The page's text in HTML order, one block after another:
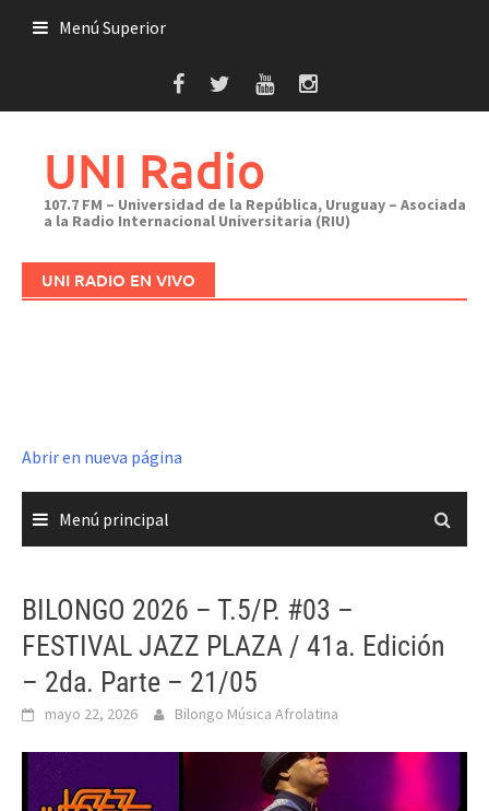
Menú Superior
UNI Radio
107.7 FM – Universidad de la República, Uruguay – Asociada
a la Radio Internacional Universitaria (RIU)
UNI RADIO EN VIVO
Abrir en nueva página
Menú principal
BILONGO 2026 – T.5/P. #03 –
FESTIVAL JAZZ PLAZA / 41a. Edición
– 2da. Parte – 21/05
mayo 22, 2026 Bilongo Música Afrolatina